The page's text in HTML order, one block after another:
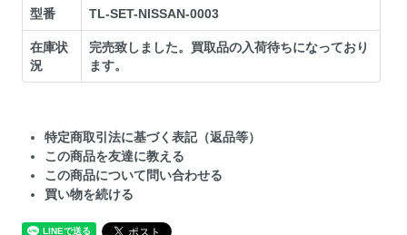
型番 TL-SET-NISSAN-0003
在庫状
況
完売致しました。買取品の入荷待ちになっており
ます。
特定商取引法に基づく表記（返品等）
この商品を友達に教える
この商品について問い合わせる
買い物を続ける